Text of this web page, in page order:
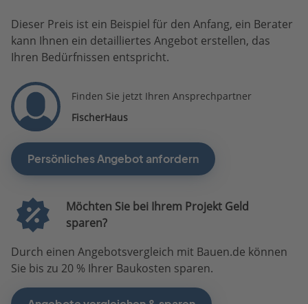
Dieser Preis ist ein Beispiel für den Anfang, ein Berater
kann Ihnen ein detailliertes Angebot erstellen, das
Ihren Bedürfnissen entspricht.
Finden Sie jetzt Ihren Ansprechpartner
FischerHaus
Persönliches Angebot anfordern
Möchten Sie bei Ihrem Projekt Geld
sparen?
Durch einen Angebotsvergleich mit Bauen.de können
Sie bis zu 20 % Ihrer Baukosten sparen.